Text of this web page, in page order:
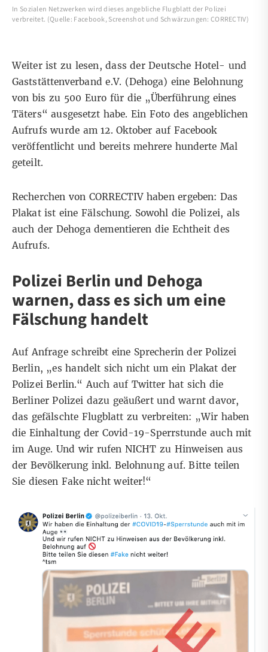
In Sozialen Netzwerken wird dieses angebliche Flugblatt der Polizei
verbreitet. (Quelle: Facebook, Screenshot und Schwärzungen: CORRECTIV)
Weiter ist zu lesen, dass der Deutsche Hotel- und
Gaststättenverband e.V. (Dehoga) eine Belohnung
von bis zu 500 Euro für die „Überführung eines
Täters“ ausgesetzt habe. Ein Foto des angeblichen
Aufrufs wurde am 12. Oktober auf Facebook
veröffentlicht und bereits mehrere hunderte Mal
geteilt.
Recherchen von CORRECTIV haben ergeben: Das
Plakat ist eine Fälschung. Sowohl die Polizei, als
auch der Dehoga dementieren die Echtheit des
Aufrufs.
Polizei Berlin und Dehoga
warnen, dass es sich um eine
Fälschung handelt
Auf Anfrage schreibt eine Sprecherin der Polizei
Berlin, „es handelt sich nicht um ein Plakat der
Polizei Berlin.“ Auch auf Twitter hat sich die
Berliner Polizei dazu geäußert und warnt davor,
das gefälschte Flugblatt zu verbreiten: „Wir haben
die Einhaltung der Covid-19-Sperrstunde auch mit
im Auge. Und wir rufen NICHT zu Hinweisen aus
der Bevölkerung inkl. Belohnung auf. Bitte teilen
Sie diesen Fake nicht weiter!“